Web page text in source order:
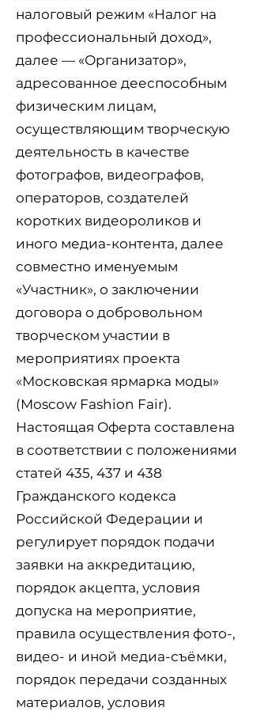
налоговый режим «Налог на
профессиональный доход»,
далее — «Организатор»,
адресованное дееспособным
физическим лицам,
осуществляющим творческую
деятельность в качестве
фотографов, видеографов,
операторов, создателей
коротких видеороликов и
иного медиа-контента, далее
совместно именуемым
«Участник», о заключении
договора о добровольном
творческом участии в
мероприятиях проекта
«Московская ярмарка моды»
(Moscow Fashion Fair).
Настоящая Оферта составлена
в соответствии с положениями
статей 435, 437 и 438
Гражданского кодекса
Российской Федерации и
регулирует порядок подачи
заявки на аккредитацию,
порядок акцепта, условия
допуска на мероприятие,
правила осуществления фото-,
видео- и иной медиа-съёмки,
порядок передачи созданных
материалов, условия